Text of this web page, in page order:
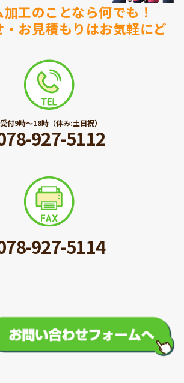
工のことなら何でも！
・お見積もりはお気軽にど
受付9時〜18時（休み:土日祝）
927-5112
927-5114